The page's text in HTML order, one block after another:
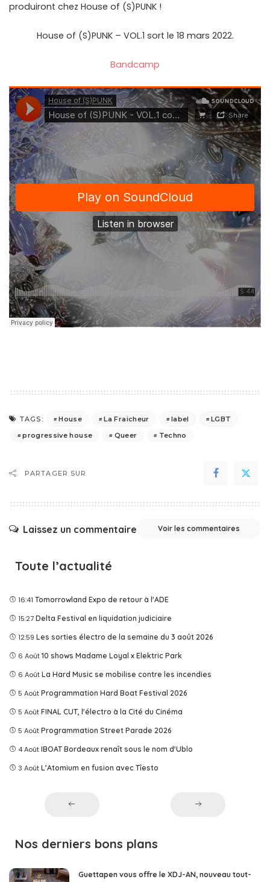
produiront chez House of (S)PUNK !
House of (S)PUNK – VOL.1 sort le 18 mars 2022.
Bandcamp
TAGS: House La Fraicheur label
LGBT
progressive house
Queer Techno
PARTAGER SUR
Laissez un commentaire Voir les commentaires
Toute l’actualité
16:41 Tomorrowland Expo de retour à l'ADE
15:27 Delta Festival en liquidation judiciaire
12:59 Les sorties électro de la semaine du 3 août 2026
6 Août 10 shows Madame Loyal x Elektric Park
6 Août La Hard Music se mobilise contre les incendies
5 Août Programmation Hard Boat Festival 2026
5 Août FINAL CUT, l'électro à la Cité du Cinéma
5 Août Programmation Street Parade 2026
4 Août IBOAT Bordeaux renaît sous le nom d'Ublo
3 Août L’Atomium en fusion avec Tîesto
Nos derniers bons plans
Guettapen vous offre le XDJ-AN, nouveau tout-